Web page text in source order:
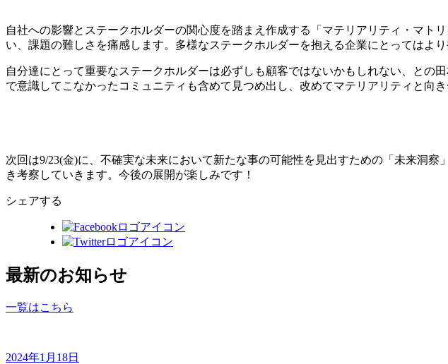
自社への影響とステークホルダーの関心度を踏まえ作成する「マテリアリティ・マ
い、課題の難しさを痛感します。多様なステークホルダーを抱える企業にとってはよ
自分達にとって重要なステークホルダーは必ずしも顧客ではないかもしれない、との
で意識してこなかったコミュニティも含めて見つめ出し、改めてマテリアリティと向き
次回は9/23(金)に、不確実な未来において新たな事の可能性を見出すための「未来洞
き考察していきます。今後の展開が楽しみです！
シェアする
最新のお知らせ
一覧はこちら
2024年1月18日